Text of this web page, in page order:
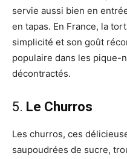
servie aussi bien en
en tapas. En France, la
simplicité et son goût
populaire dans les pique-
décontractés.
5. Le Churros
Les churros, ces
saupoudrées de sucre,